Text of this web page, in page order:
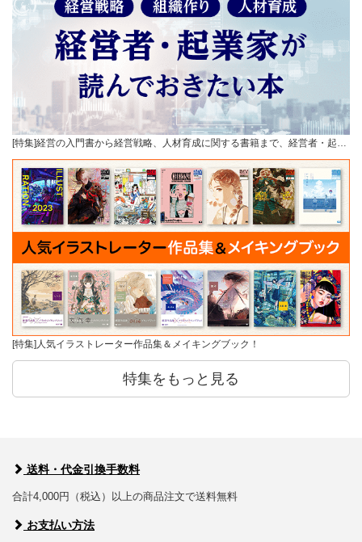
[特集]経営の入門書から経営戦略、人材育成に関する書籍まで、経営者・起…
[特集]人気イラストレーター作品集＆メイキングブック！
特集をもっと見る
送料・代金引換手数料
合計4,000円（税込）以上の商品注文で送料無料
お支払い方法